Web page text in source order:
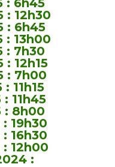
: 6h45
: 12h30
: 6h45
: 13h00
: 7h30
12h15
: 7h00
11h15
11h45
: 8h00
19h30
16h30
12h00
: